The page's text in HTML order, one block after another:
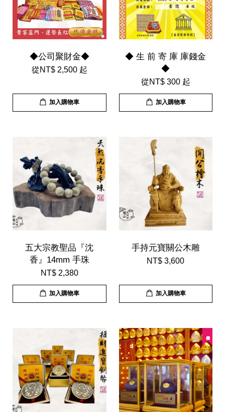
◆公司聚財金◆
從NT$ 2,500 起
加入購物車
◆ 生 前 寄 庫 庫錢金
◆
從NT$ 300 起
加入購物車
五大宗教聖品『沈
香』14mm 手珠
NT$ 2,380
加入購物車
手持元寶關公木雕
NT$ 3,600
加入購物車